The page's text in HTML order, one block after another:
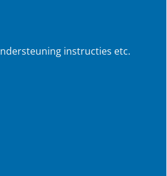
instructies etc.